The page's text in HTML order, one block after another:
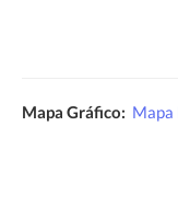
Mapa Gráfico: Mapa